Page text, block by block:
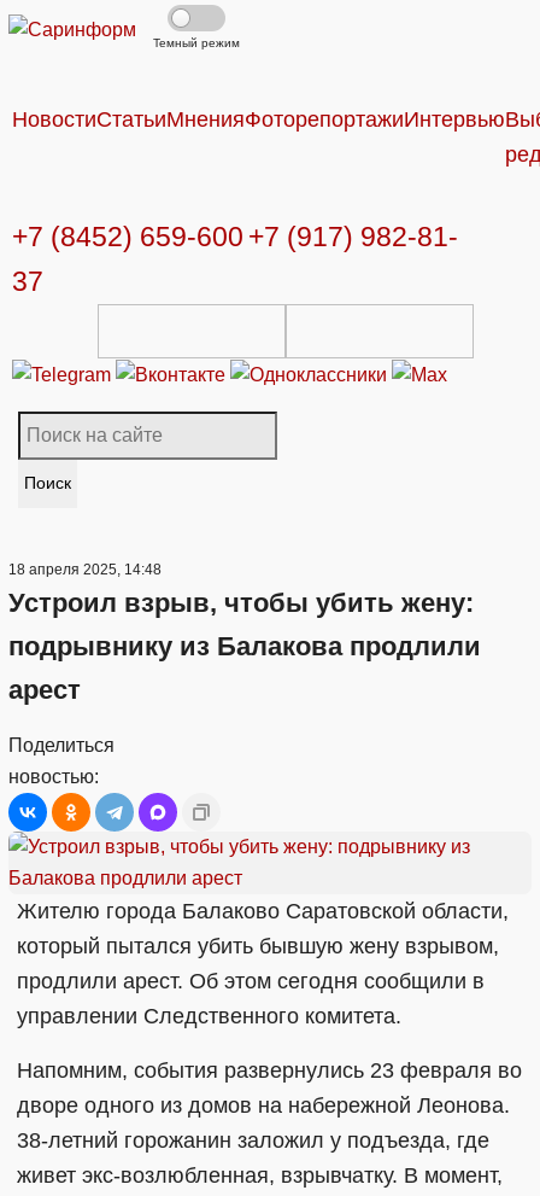
Темный режим
НовостиСтатьиМненияФоторепортажиИнтервью
+7 (8452) 659-600 +7 (917) 982-81-
37
Поиск
18 апреля 2025, 14:48
Устроил взрыв, чтобы убить жену:
подрывнику из Балакова продлили
арест
Поделиться
новостью:
Жителю города Балаково Саратовской области,
который пытался убить бывшую жену взрывом,
продлили арест. Об этом сегодня сообщили в
управлении Следственного комитета.
Напомним, события развернулись 23 февраля во
дворе одного из домов на набережной Леонова.
38-летний горожанин заложил у подъезда, где
живет экс-возлюбленная, взрывчатку. В момент,